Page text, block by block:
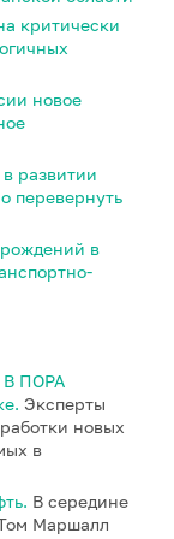
критически
новое
развитии
перевернуть
в
В ПОРА
Эксперты
новых
в
В середине
Маршалл